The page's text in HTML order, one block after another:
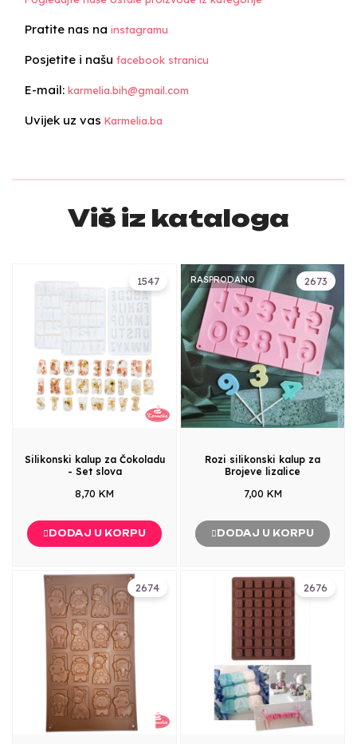
Pratite nas na instagramu
Posjetite i našu facebook stranicu
E-mail: karmelia.bih@gmail.com
Uvijek uz vas Karmelia.ba
Više iz kataloga
1547
Silikonski kalup za Čokoladu
- Set slova
8,70 KM
DODAJ U KORPU
2673
RASPRODANO
Rozi silikonski kalup za
Brojeve lizalice
7,00 KM
DODAJ U KORPU
2674 2676